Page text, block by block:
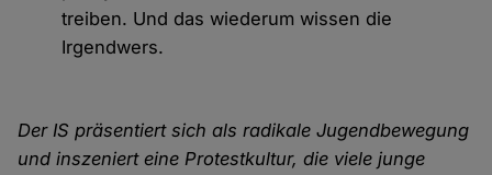
treiben. Und das wiederum wissen die
Irgendwers.
Der IS präsentiert sich als radikale Jugendbewegung
und inszeniert eine Protestkultur, die viele junge